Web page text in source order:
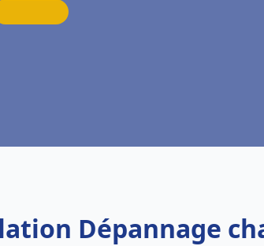
Dépannage